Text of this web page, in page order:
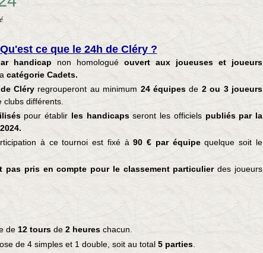
Qu'est ce que le 24h de Cléry ?
handicap non homologué ouvert aux joueuses et joueurs
catégorie Cadets.
Cléry regrouperont au minimum 24 équipes de 2 ou 3 joueurs
clubs différents.
pour établir les handicapsseront les officiels publiés par la
à ce tournoi est fixé à90 € par équipequelque soit le
pas pris en compte pour le classement particulierdes joueurs
de 12 tours de 2 heures chacun.
de 4 simples et 1 double, soit au total 5 parties